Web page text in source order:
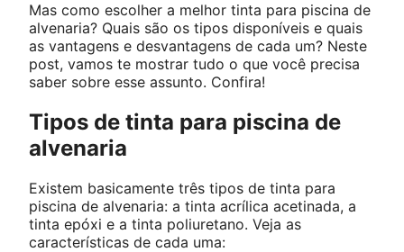
Mas como escolher a melhor tinta para piscina de
alvenaria? Quais são os tipos disponíveis e quais
as vantagens e desvantagens de cada um? Neste
post, vamos te mostrar tudo o que você precisa
saber sobre esse assunto. Confira!
Tipos de tinta para piscina de
alvenaria
Existem basicamente três tipos de tinta para
piscina de alvenaria: a tinta acrílica acetinada, a
tinta epóxi e a tinta poliuretano. Veja as
características de cada uma: